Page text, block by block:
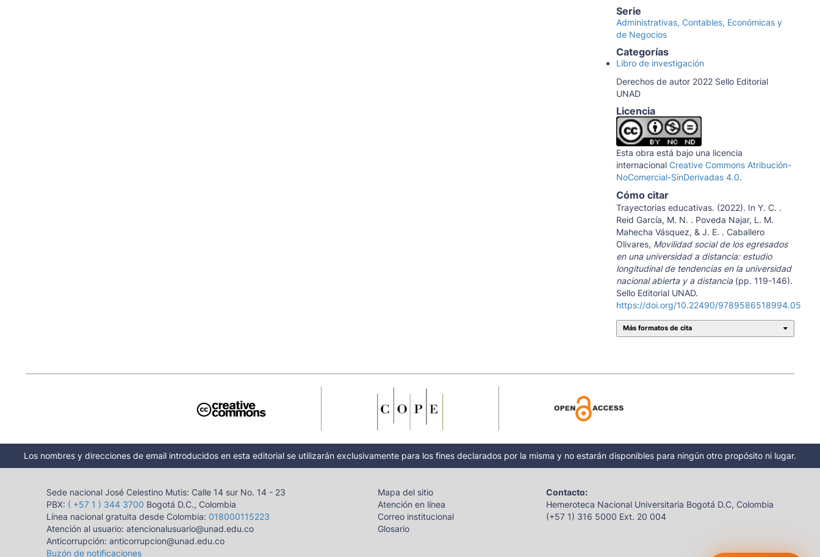
Serie
Administrativas, Contables, Económicas y
de Negocios
Categorías
Libro de investigación
Derechos de autor 2022 Sello Editorial
UNAD
Licencia
Esta obra está bajo una licencia
internacional Creative Commons Atribución-
NoComercial-SinDerivadas 4.0.
Cómo citar
Trayectorias educativas. (2022). In Y. C. .
Reid García, M. N. . Poveda Najar, L. M.
Mahecha Vásquez, & J. E. . Caballero
Olivares, Movilidad social de los egresados
en una universidad a distancia: estudio
longitudinal de tendencias en la universidad
nacional abierta y a distancia(pp. 119-146).
Sello Editorial UNAD.
https://doi.org/10.22490/9789586518994.05
Más formatos de cita
Los nombres y direcciones de email introducidos en esta editorial se utilizarán exclusivamente para los fines declarados por la misma y no estarán disponibles para ningún otro propósito ni lugar.
Sede nacional José Celestino Mutis: Calle 14 sur No. 14 - 23
PBX: ( +57 1 ) 344 3700 Bogotá D.C., Colombia
Línea nacional gratuita desde Colombia: 018000115223
Atención al usuario: atencionalusuario@unad.edu.co
Anticorrupción: anticorrupcion@unad.edu.co
Buzón de notificaciones
Mapa del sitio
Atención en línea
Correo institucional
Glosario
Contacto:
Hemeroteca Nacional Universitaria Bogotá D.C, Colombia
(+57 1) 316 5000 Ext. 20 004